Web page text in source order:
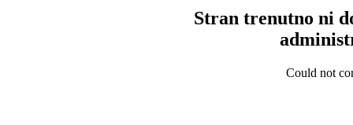
Stran trenutno ni
Could not